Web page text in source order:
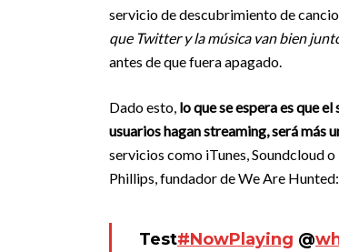
servicio de descubrimiento de
que Twitter y la música van bien
antes de que fuera apagado.
Dado esto, lo que se espera es que
usuarios hagan streaming, será más
servicios como iTunes, Soundcloud
Phillips, fundador de We Are Hunted:
Test#NowPlaying @